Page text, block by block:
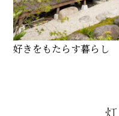
好きをもたらす暮らし